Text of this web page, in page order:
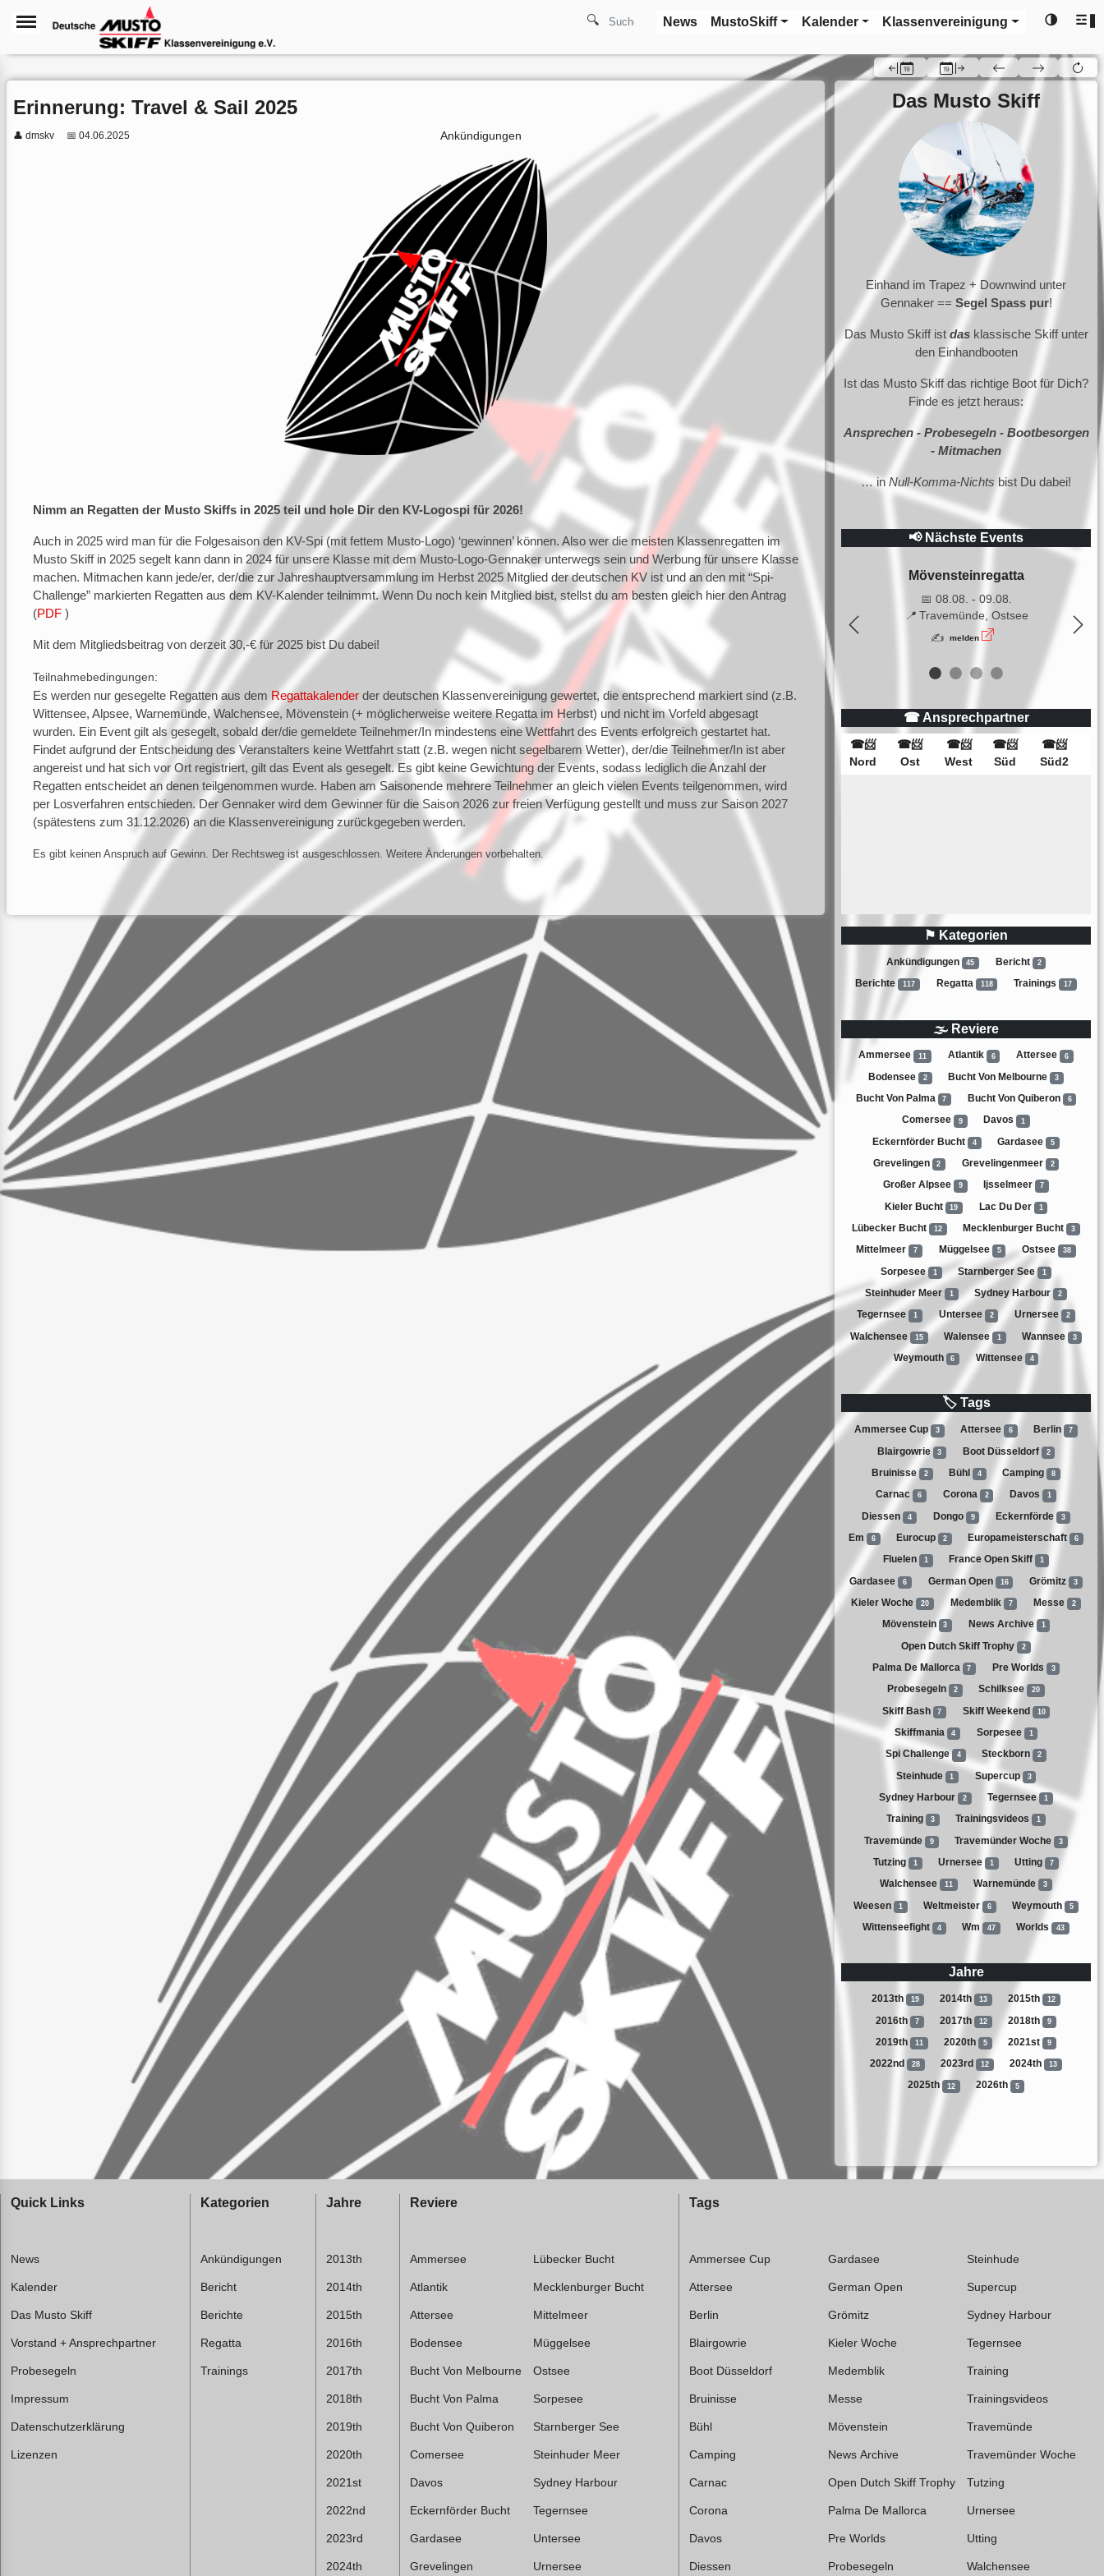
🔍 News MustoSkiff Kalender Klassenvereinigung 🌗 ☲❚
Das Musto Skiff
Einhand im Trapez + Downwind unter
Gennaker == Segel Spass pur!
Das Musto Skiff ist dasklassische Skiff unter
den Einhandbooten
Ist das Musto Skiff das richtige Boot für Dich?
Finde es jetzt heraus:
Ansprechen - Probesegeln - Bootbesorgen
- Mitmachen
… in Null-Komma-Nichts bist Du dabei!
📢 Nächste Events
Previous Next
Mövensteinregatta
📅 08.08. - 09.08.
📍 Travemünde, Ostsee
✍
melden
☎ Ansprechpartner
⚑ Kategorien
Ankündigungen 45 Bericht 2
Berichte 117 Regatta 118 Trainings 17
🌫 Reviere
Ammersee 11 Atlantik 6 Attersee 6
Bodensee 2 Bucht Von Melbourne 3
Bucht Von Palma 7 Bucht Von Quiberon 6
Comersee 9 Davos 1
Eckernförder Bucht 4 Gardasee 5
Grevelingen 2 Grevelingenmeer 2
Großer Alpsee 9 Ijsselmeer 7
Kieler Bucht 19 Lac Du Der 1
Lübecker Bucht 12 Mecklenburger Bucht 3
Mittelmeer 7 Müggelsee 5 Ostsee 38
Sorpesee 1 Starnberger See 1
Steinhuder Meer 1 Sydney Harbour 2
Tegernsee 1 Untersee 2 Urnersee 2
Walchensee 15 Walensee 1 Wannsee 3
Weymouth 6 Wittensee 4
🏷 Tags
Ammersee Cup 3 Attersee 6 Berlin 7
Blairgowrie 3 Boot Düsseldorf 2
Bruinisse 2 Bühl 4 Camping 8
Carnac 6 Corona 2 Davos 1
Diessen 4 Dongo 9 Eckernförde 3
Em 6 Eurocup 2 Europameisterschaft 6
Fluelen 1 France Open Skiff 1
Gardasee 6 German Open 16 Grömitz 3
Kieler Woche 20 Medemblik 7 Messe 2
Mövenstein 3 News Archive 1
Open Dutch Skiff Trophy 2
Palma De Mallorca 7 Pre Worlds 3
Probesegeln 2 Schilksee 20
Skiff Bash 7 Skiff Weekend 10
Skiffmania 4 Sorpesee 1
Spi Challenge 4 Steckborn 2
Steinhude 1 Supercup 3
Sydney Harbour 2 Tegernsee 1
Training 3 Trainingsvideos 1
Travemünde 9 Travemünder Woche 3
Tutzing 1 Urnersee 1 Utting 7
Walchensee 11 Warnemünde 3
Weesen 1 Weltmeister 6 Weymouth 5
Wittenseefight 4 Wm 47 Worlds 43
Jahre
2013th 19 2014th 13 2015th 12
2016th 7 2017th 12 2018th 9
2019th 11 2020th 5 2021st 9
2022nd 28 2023rd 12 2024th 13
2025th 12 2026th 5
Erinnerung: Travel & Sail 2025
👤 dmskv 📅 04.06.2025 Ankündigungen
Nimm an Regatten der Musto Skiffs in 2025 teil und hole Dir den KV-Logospi für 2026!
Auch in 2025 wird man für die Folgesaison den KV-Spi (mit fettem Musto-Logo) ‘gewinnen’ können. Also wer die meisten Klassenregatten im
Musto Skiff in 2025 segelt kann dann in 2024 für unsere Klasse mit dem Musto-Logo-Gennaker unterwegs sein und Werbung für unsere Klasse
machen. Mitmachen kann jede/er, der/die zur Jahreshauptversammlung im Herbst 2025 Mitglied der deutschen KV ist und an den mit “Spi-
Challenge” markierten Regatten aus dem KV-Kalender teilnimmt. Wenn Du noch kein Mitglied bist, stellst du am besten gleich hier den Antrag
(PDF )
Mit dem Mitgliedsbeitrag von derzeit 30,-€ für 2025 bist Du dabei!
Teilnahmebedingungen:
Es werden nur gesegelte Regatten aus dem Regattakalender der deutschen Klassenvereinigung gewertet, die entsprechend markiert sind (z.B.
Wittensee, Alpsee, Warnemünde, Walchensee, Mövenstein (+ möglicherweise weitere Regatta im Herbst) und nicht im Vorfeld abgesagt
wurden. Ein Event gilt als gesegelt, sobald der/die gemeldete Teilnehmer/In mindestens eine Wettfahrt des Events erfolgreich gestartet hat.
Findet aufgrund der Entscheidung des Veranstalters keine Wettfahrt statt (z.B. wegen nicht segelbarem Wetter), der/die Teilnehmer/In ist aber
angereist und hat sich vor Ort registriert, gilt das Event als gesegelt. Es gibt keine Gewichtung der Events, sodass lediglich die Anzahl der
Regatten entscheidet an denen teilgenommen wurde. Haben am Saisonende mehrere Teilnehmer an gleich vielen Events teilgenommen, wird
per Losverfahren entschieden. Der Gennaker wird dem Gewinner für die Saison 2026 zur freien Verfügung gestellt und muss zur Saison 2027
(spätestens zum 31.12.2026) an die Klassenvereinigung zurückgegeben werden.
Es gibt keinen Anspruch auf Gewinn. Der Rechtsweg ist ausgeschlossen. Weitere Änderungen vorbehalten.
Quick Links
News
Kalender
Das Musto Skiff
Vorstand + Ansprechpartner
Probesegeln
Impressum
Datenschutzerklärung
Lizenzen
Kategorien
Ankündigungen
Bericht
Berichte
Regatta
Trainings
Jahre
2013th
2014th
2015th
2016th
2017th
2018th
2019th
2020th
2021st
2022nd
2023rd
2024th
Reviere
Ammersee
Atlantik
Attersee
Bodensee
Bucht Von Melbourne
Bucht Von Palma
Bucht Von Quiberon
Comersee
Davos
Eckernförder Bucht
Gardasee
Grevelingen
Lübecker Bucht
Mecklenburger Bucht
Mittelmeer
Müggelsee
Ostsee
Sorpesee
Starnberger See
Steinhuder Meer
Sydney Harbour
Tegernsee
Untersee
Urnersee
Tags
Ammersee Cup
Attersee
Berlin
Blairgowrie
Boot Düsseldorf
Bruinisse
Bühl
Camping
Carnac
Corona
Davos
Diessen
Gardasee
German Open
Grömitz
Kieler Woche
Medemblik
Messe
Mövenstein
News Archive
Open Dutch Skiff Trophy
Palma De Mallorca
Pre Worlds
Probesegeln
Steinhude
Supercup
Sydney Harbour
Tegernsee
Training
Trainingsvideos
Travemünde
Travemünder Woche
Tutzing
Urnersee
Utting
Walchensee